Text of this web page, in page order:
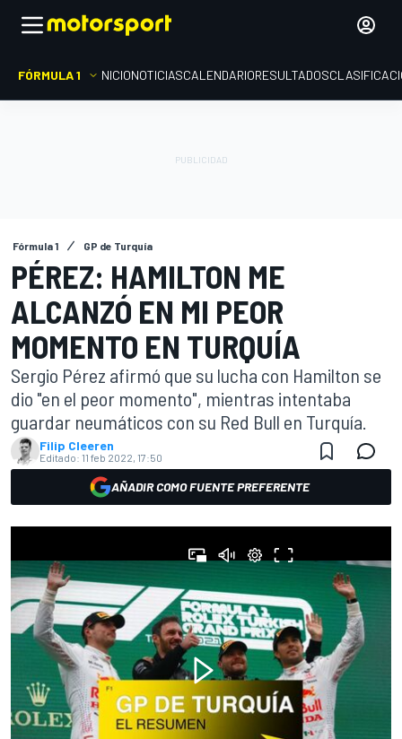
FÓRMULA 1 INICIONOTICIASCALENDARIORESULTADOS
Fórmula 1 GP de Turquía
PÉREZ: HAMILTON ME
ALCANZÓ EN MI PEOR
MOMENTO EN TURQUÍA
Sergio Pérez afirmó que su lucha con Hamilton se
dio "en el peor momento", mientras intentaba
guardar neumáticos con su Red Bull en Turquía.
Filip Cleeren
Editado: 11 feb 2022, 17:50
AÑADIR COMO FUENTE PREFERENTE